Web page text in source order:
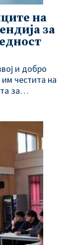
на
за
и добро
честита на
за…